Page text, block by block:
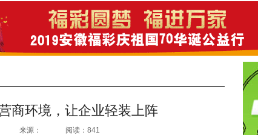
商环境，让企业轻装上阵
来源： 阅读：841